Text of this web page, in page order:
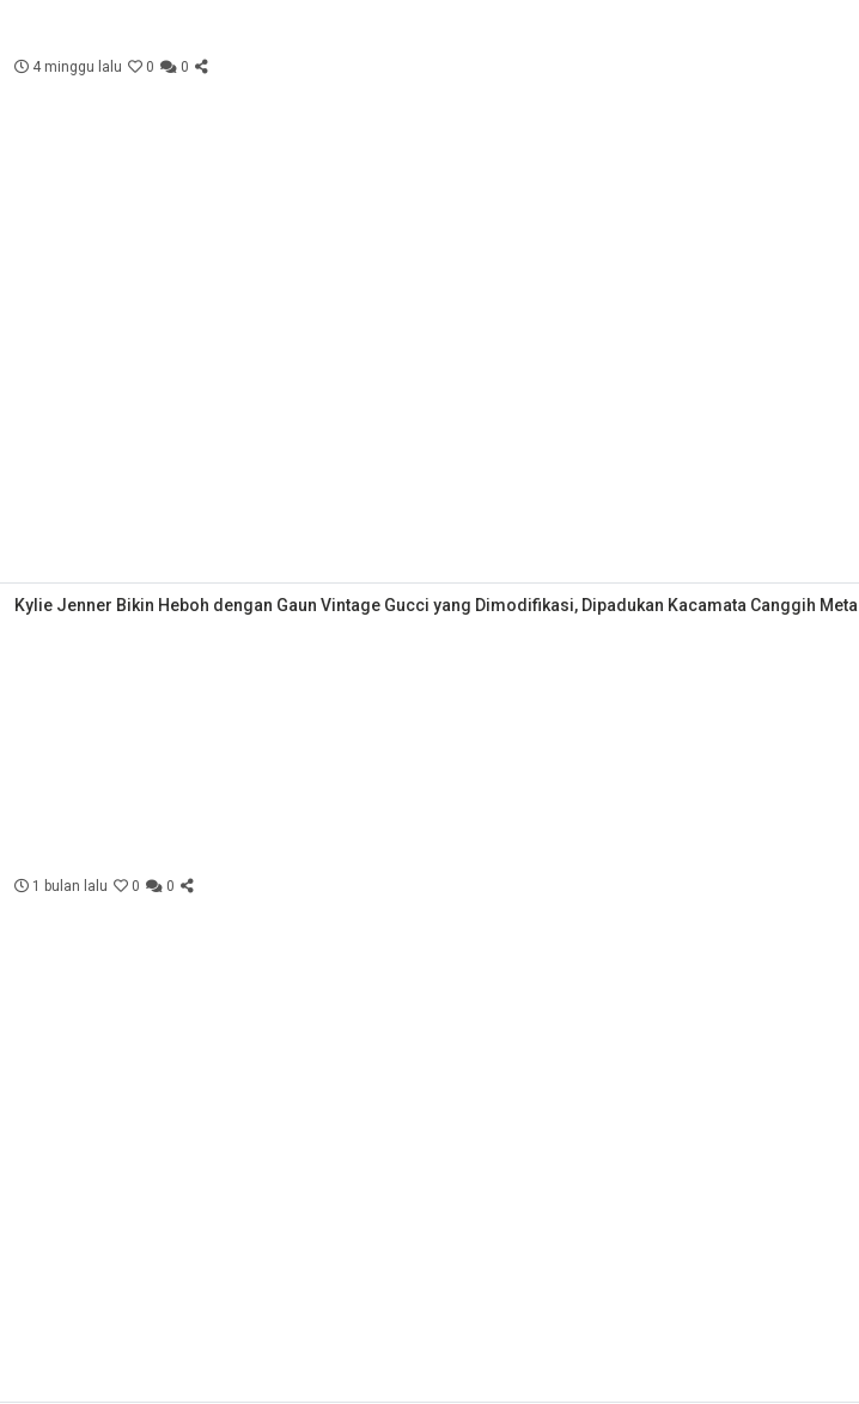
4 minggu lalu 0 0
Kylie Jenner Bikin Heboh dengan Gaun Vintage Gucci yang Dimodifikasi, Dipadukan Kacamata Canggih Meta
1 bulan lalu 0 0